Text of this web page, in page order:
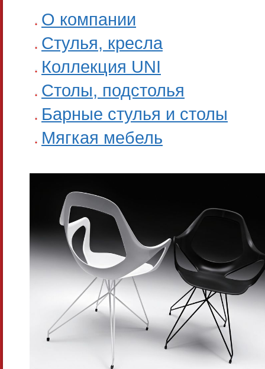
О компании
Стулья, кресла
Коллекция UNI
Столы, подстолья
Барные стулья и столы
Мягкая мебель